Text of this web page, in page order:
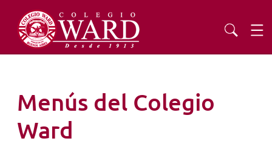
EDUCACIÓN
Menús del Colegio
Ward